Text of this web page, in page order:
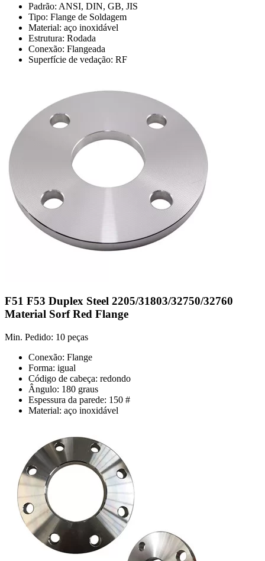
Padrão: ANSI, DIN, GB, JIS
Tipo: Flange de Soldagem
Material: aço inoxidável
Estrutura: Rodada
Conexão: Flangeada
Superfície de vedação: RF
F51 F53 Duplex Steel 2205/31803/32750/32760
Material Sorf Red Flange
Min. Pedido: 10 peças
Conexão: Flange
Forma: igual
Código de cabeça: redondo
Ângulo: 180 graus
Espessura da parede: 150 #
Material: aço inoxidável